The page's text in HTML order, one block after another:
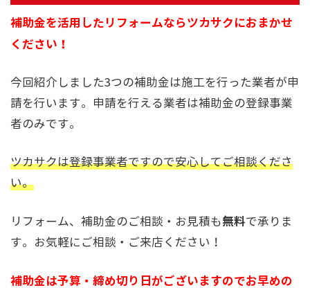
補助金を活用したリフォームならツカサクにおまかせ
ください！
今回紹介しました3つの補助金は施工を行った業者が申
請を行います。申請を行える業者は補助金の登録事業
者のみです。
ツカサクは登録事業者ですので安心してご相談くださ
い。
リフォーム、補助金のご相談・お見積も無料で承りま
す。お気軽にご相談・ご来店ください！
補助金は予算・締め切り日がございますのでお早めの